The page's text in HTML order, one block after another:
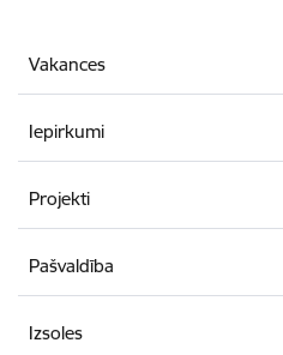
Vakances
Iepirkumi
Projekti
Pašvaldība
Izsoles